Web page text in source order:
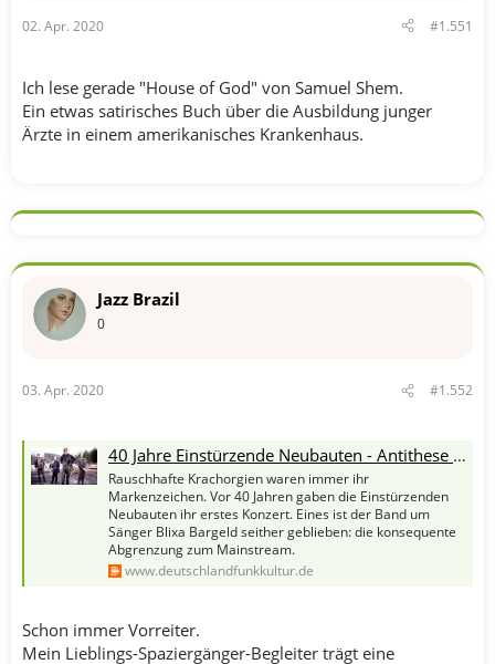
02. Apr. 2020 #1.551
Ich lese gerade "House of God" von Samuel Shem.
Ein etwas satirisches Buch über die Ausbildung junger
Ärzte in einem amerikanisches Krankenhaus.
Jazz Brazil
0
03. Apr. 2020 #1.552
40 Jahre Einstürzende Neubauten - Antithese zur netten, bunten Hippiewelt
Rauschhafte Krachorgien waren immer ihr
Markenzeichen. Vor 40 Jahren gaben die Einstürzenden
Neubauten ihr erstes Konzert. Eines ist der Band um
Sänger Blixa Bargeld seither geblieben: die konsequente
Abgrenzung zum Mainstream.
www.deutschlandfunkkultur.de
Schon immer Vorreiter.
Mein Lieblings-Spaziergänger-Begleiter trägt eine